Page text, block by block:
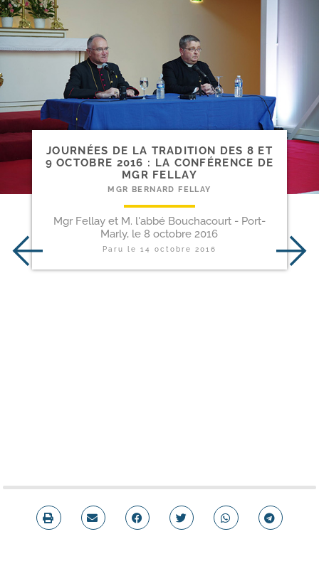
JOURNÉES DE LA TRADITION DES 8 ET
9 OCTOBRE 2016 : LA CONFÉRENCE DE
MGR FELLAY
MGR BERNARD FELLAY
Mgr Fellay et M. l'abbé Bouchacourt - Port-
Marly, le 8 octobre 2016
Paru le 14 octobre 2016